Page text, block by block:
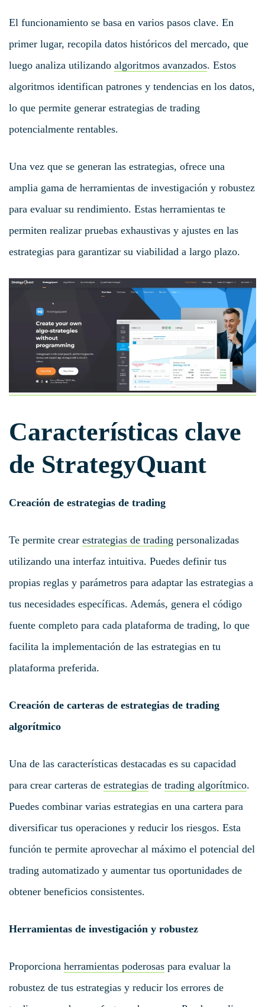
El funcionamiento se basa en varios pasos clave. En
primer lugar, recopila datos históricos del mercado, que
luego analiza utilizando algoritmos avanzados. Estos
algoritmos identifican patrones y tendencias en los datos,
lo que permite generar estrategias de trading
potencialmente rentables.
Una vez que se generan las estrategias, ofrece una
amplia gama de herramientas de investigación y robustez
para evaluar su rendimiento. Estas herramientas te
permiten realizar pruebas exhaustivas y ajustes en las
estrategias para garantizar su viabilidad a largo plazo.
Características clave
de StrategyQuant
Creación de estrategias de trading
Te permite crear estrategias de trading personalizadas
utilizando una interfaz intuitiva. Puedes definir tus
propias reglas y parámetros para adaptar las estrategias a
tus necesidades específicas. Además, genera el código
fuente completo para cada plataforma de trading, lo que
facilita la implementación de las estrategias en tu
plataforma preferida.
Creación de carteras de estrategias de trading
algorítmico
Una de las características destacadas es su capacidad
para crear carteras de estrategias de trading algorítmico.
Puedes combinar varias estrategias en una cartera para
diversificar tus operaciones y reducir los riesgos. Esta
función te permite aprovechar al máximo el potencial del
trading automatizado y aumentar tus oportunidades de
obtener beneficios consistentes.
Herramientas de investigación y robustez
Proporciona herramientas poderosas para evaluar la
robustez de tus estrategias y reducir los errores de